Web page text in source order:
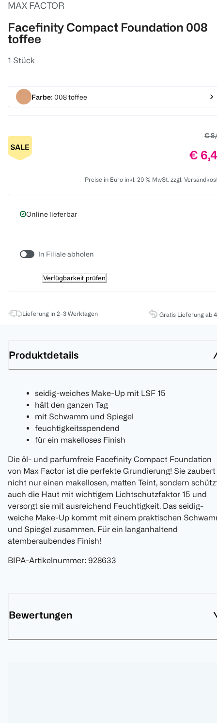
MAX FACTOR
Facefinity Compact Foundation 008
toffee
1 Stück
Farbe: 008 toffee
€
€
Preise in Euro inkl. 20 % MwSt. zzgl.
Online lieferbar
In Filiale abholen
Verfügbarkeit prüfen
Lieferung in 2-3 Werktagen Gratis Lieferung ab
Produktdetails
seidig-weiches Make-Up mit LSF 15
hält den ganzen Tag
mit Schwamm und Spiegel
feuchtigkeitsspendend
für ein makelloses Finish
Die öl- und parfumfreie Facefinity Compact Foundation
von Max Factor ist die perfekte Grundierung! Sie zaubert
nicht nur einen makellosen, matten Teint, sondern
auch die Haut mit wichtigem Lichtschutzfaktor 15 und
versorgt sie mit ausreichend Feuchtigkeit. Das seidig-
weiche Make-Up kommt mit einem praktischen
und Spiegel zusammen. Für ein langanhaltend
atemberaubendes Finish!
BIPA-Artikelnummer: 928633
Bewertungen